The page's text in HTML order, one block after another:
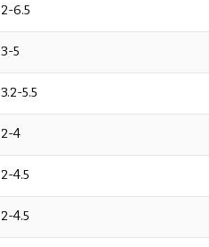
2-6.5
3-5
3.2-5.5
2-4
2-4.5
2-4.5